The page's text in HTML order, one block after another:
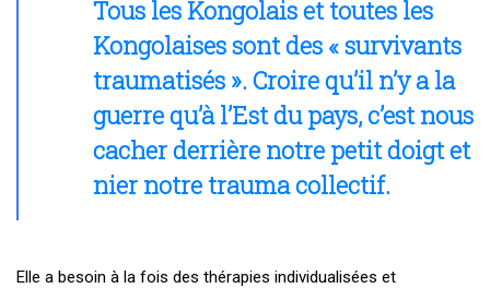
Tous les Kongolais et toutes les
Kongolaises sont des « survivants
traumatisés ». Croire qu’il n’y a la
guerre qu’à l’Est du pays, c’est nous
cacher derrière notre petit doigt et
nier notre trauma collectif.
Elle a besoin à la fois des thérapies individualisées et